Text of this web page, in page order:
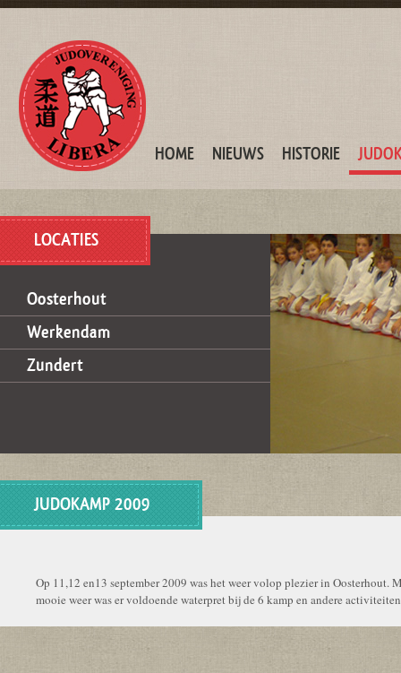
HOME NIEUWS HISTORIE
LOCATIES
Oosterhout
Werkendam
Zundert
JUDOKAMP 2009
Op 11,12 en13 september 2009 was het weer volop plezier in Oosterhout.
mooie weer was er voldoende waterpret bij de 6 kamp en andere